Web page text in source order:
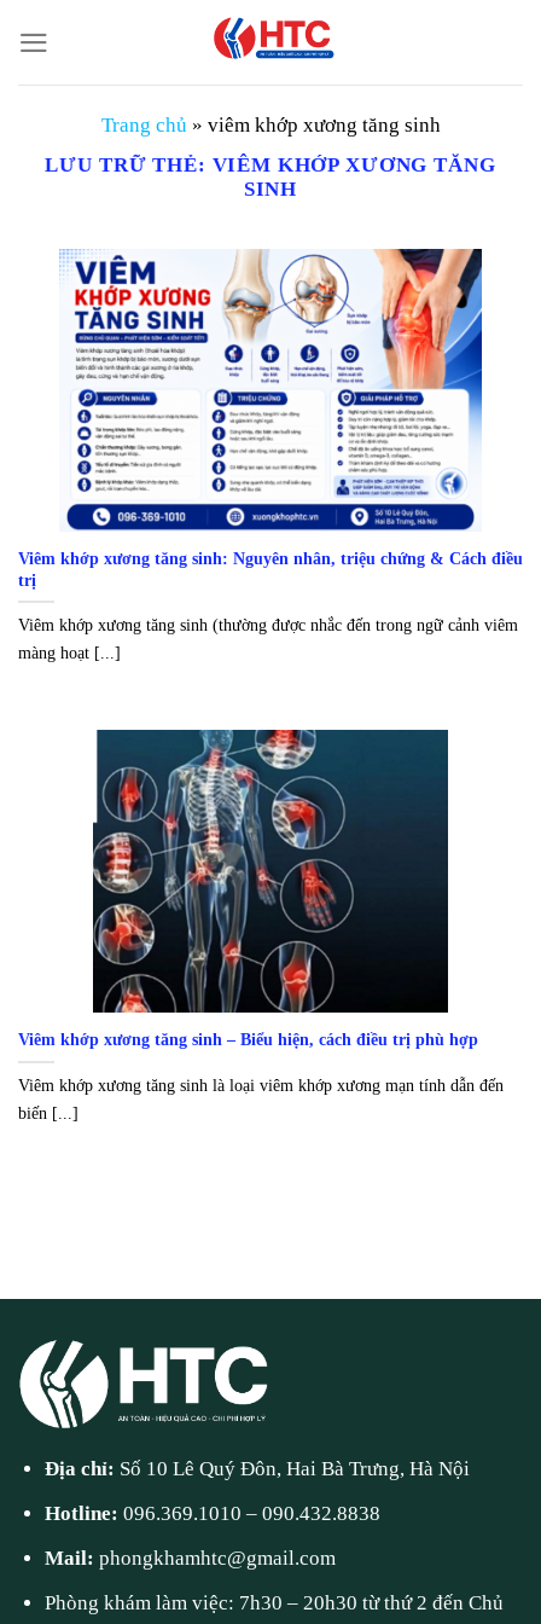
đến
nội
Trang chủ » viêm khớp xương tăng sinh
LƯU TRỮ THẺ: VIÊM KHỚP XƯƠNG TĂNG
SINH
Viêm khớp xương tăng sinh: Nguyên nhân, triệu chứng & Cách điều
trị
Viêm khớp xương tăng sinh (thường được nhắc đến trong ngữ cảnh viêm
màng hoạt [...]
Viêm khớp xương tăng sinh – Biểu hiện, cách điều trị phù hợp
Viêm khớp xương tăng sinh là loại viêm khớp xương mạn tính dẫn đến
biến [...]
Địa chỉ: Số 10 Lê Quý Đôn, Hai Bà Trưng, Hà Nội
Hotline:096.369.1010 –090.432.8838
Mail:phongkhamhtc@gmail.com
Phòng khám làm việc: 7h30 – 20h30 từ thứ 2 đến Chủ